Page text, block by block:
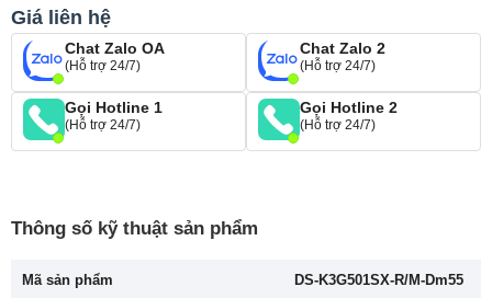
Giá liên hệ
Chat Zalo OA
(Hỗ trợ 24/7)
Chat Zalo 2
(Hỗ trợ 24/7)
Gọi Hotline 1
(Hỗ trợ 24/7)
Gọi Hotline 2
(Hỗ trợ 24/7)
Thông số kỹ thuật sản phẩm
Mã sản phẩm DS-K3G501SX-R/M-Dm55